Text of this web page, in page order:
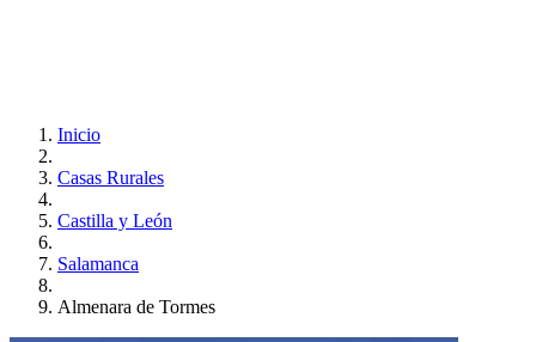
Inicio
Casas Rurales
Castilla y León
Salamanca
Almenara de Tormes